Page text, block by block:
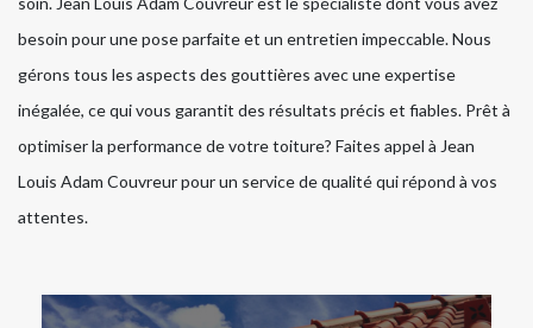
besoin pour une pose parfaite et un entretien impeccable. Nous
gérons tous les aspects des gouttières avec une expertise
inégalée, ce qui vous garantit des résultats précis et fiables. Prêt à
optimiser la performance de votre toiture? Faites appel à Jean
Louis Adam Couvreur pour un service de qualité qui répond à vos
attentes.